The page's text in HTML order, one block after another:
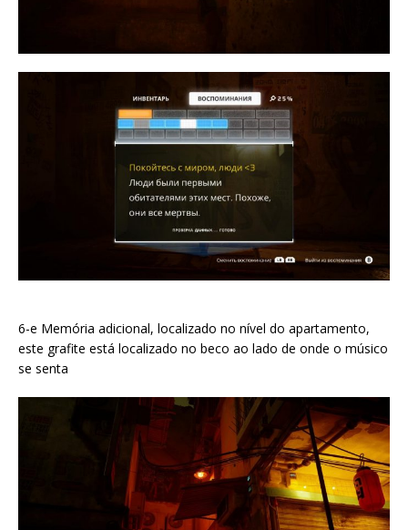
6-e Memória adicional, localizado no nível do apartamento,
este grafite está localizado no beco ao lado de onde o músico
se senta